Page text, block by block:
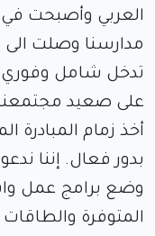
العربي وأصبحت في
مدارسنا وصلت
تدخل شامل
على صعيد
أخذ زمام المبادرة
بدور فعال. إننا
وضع برامج عمل
المتوفرة